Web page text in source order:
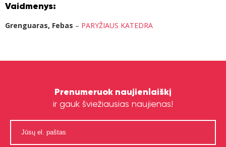
Vaidmenys:
Grenguaras, Febas – PARYŽIAUS KATEDRA
Prenumeruok naujienlaiškį
ir gauk šviežiausias naujienas!